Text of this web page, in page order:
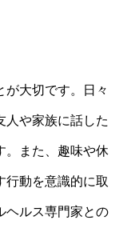
が大切です。日々
人や家族に話した
。また、趣味や休
行動を意識的に取
ヘルス専門家との